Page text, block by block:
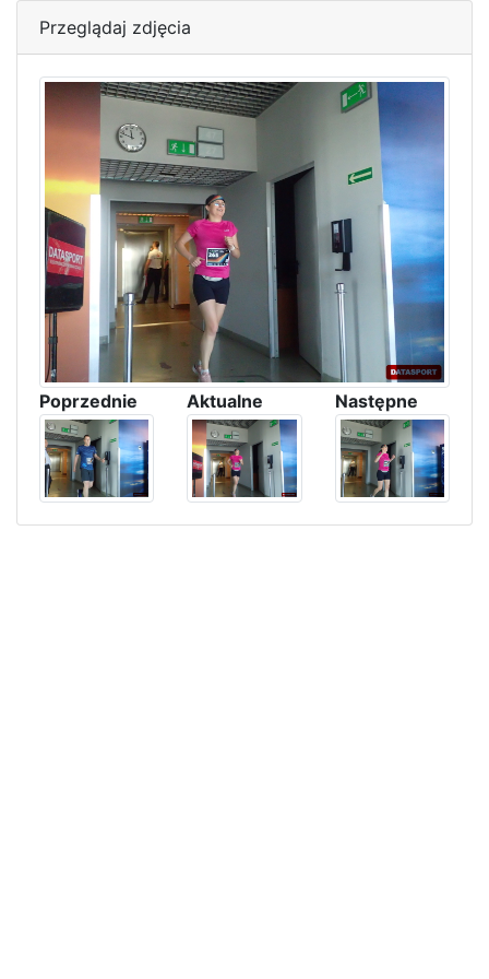
Przeglądaj zdjęcia
Poprzednie Aktualne Następne